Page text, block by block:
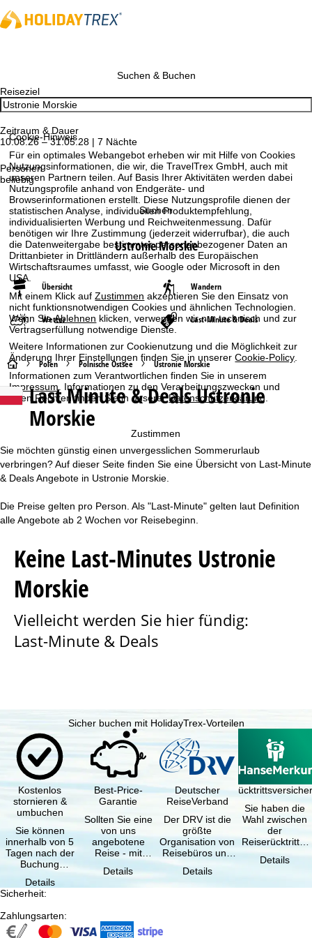
Cookie-Hinweis
Für ein optimales Webangebot erheben wir mit Hilfe von Cookies
Nutzungsinformationen, die wir, die TravelTrex GmbH, auch mit
unseren Partnern teilen. Auf Basis Ihrer Aktivitäten werden dabei
Nutzungsprofile anhand von Endgeräte- und
Browserinformationen erstellt. Diese Nutzungsprofile dienen der
statistischen Analyse, individuellen Produktempfehlung,
individualisierten Werbung und Reichweitenmessung. Dafür
benötigen wir Ihre Zustimmung (jederzeit widerrufbar), die auch
die Datenweitergabe bestimmter personenbezogener Daten an
Drittanbieter in Drittländern außerhalb des Europäischen
Wirtschaftsraumes umfasst, wie Google oder Microsoft in den
USA.
Mit einem Klick aufZustimmen akzeptieren Sie den Einsatz von
nicht funktionsnotwendigen Cookies und ähnlichen Technologien.
Wenn SieAblehnen klicken, verwenden wir nur technisch und zur
Vertragserfüllung notwendige Dienste.
Weitere Informationen zur Cookienutzung und die Möglichkeit zur
Änderung Ihrer Einstellungen finden Sie in unsererCookie-Policy.
Informationen zum Verantwortlichen finden Sie in unserem
Impressum. Informationen zu den Verarbeitungszwecken und
Ihren Rechten finden Sie in unsererDatenschutzerklärung.
Zustimmen
Suchen & Buchen
Reiseziel
Zeitraum & Dauer
10.08.26 – 31.05.28 | 7 Nächte
Personen
beliebig
Suchen
Ustronie Morskie
Übersicht Wandern
Wetter Last-Minute & Deals
S
t
r
t
s
i
t
e
Polen Polnische Ostsee Ustronie Morskie
Last Minute & Deals Ustronie
Morskie
Sie möchten günstig einen unvergesslichen Sommerurlaub
verbringen? Auf dieser Seite finden Sie eine Übersicht von Last-Minute
& Deals Angebote in Ustronie Morskie.
Die Preise gelten pro Person. Als "Last-Minute" gelten laut Definition
alle Angebote ab 2 Wochen vor Reisebeginn.
Keine Last-Minutes Ustronie
Morskie
Vielleicht werden Sie hier fündig:
Last-Minute & Deals
Sicher buchen mit HolidayTrex-Vorteilen
Kostenlos
stornieren &
umbuchen
Sie können
innerhalb von 5
Tagen nach der
Buchung
zurücktreten, …
Details
Best-Price-
Garantie
Sollten Sie eine
von uns
angebotene
Reise - mit
Verfügbarkeit
und …
Details
Deutscher
ReiseVerband
Der DRV ist die
größte
Organisation von
Reisebüros und
Reiseveranstaltern
in …
Details
Sie haben die
Wahl zwischen
der
Reiserücktritts-
Versicherung
(inklusive …
Details
Sicherheit:
Zahlungsarten: